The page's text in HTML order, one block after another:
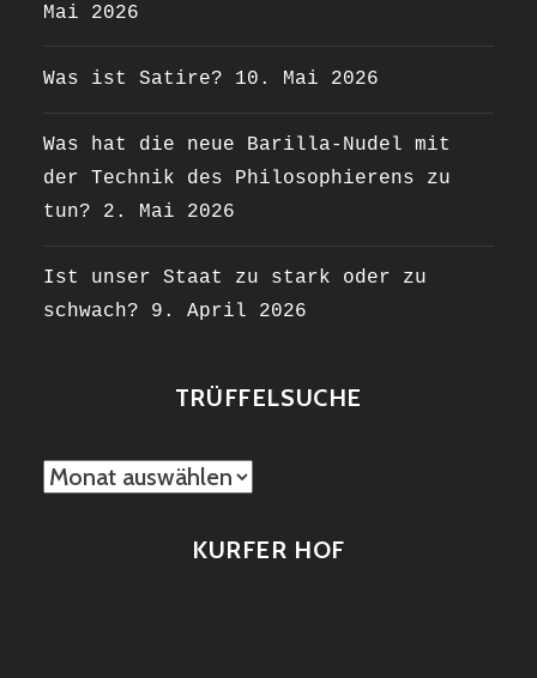
Mai 2026
Was ist Satire? 10. Mai 2026
Was hat die neue Barilla-Nudel mit
der Technik des Philosophierens zu
tun?
2. Mai 2026
Ist unser Staat zu stark oder zu
schwach?
9. April 2026
TRÜFFELSUCHE
TRÜFFELSUCHE
KURFER HOF